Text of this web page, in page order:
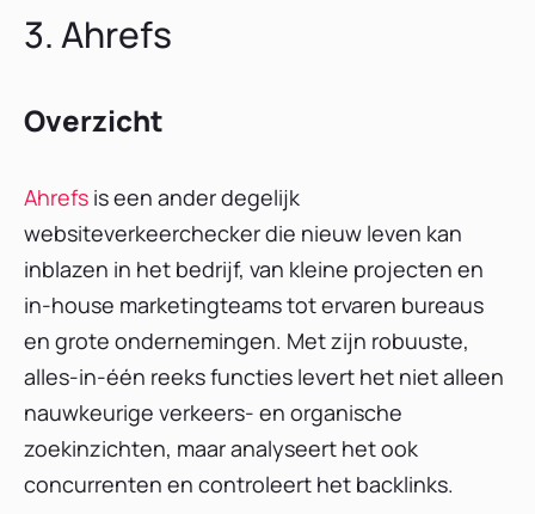
3. Ahrefs
Overzicht
Ahrefs is een ander degelijk
websiteverkeerchecker die nieuw leven kan
inblazen in het bedrijf, van kleine projecten en
in-house marketingteams tot ervaren bureaus
en grote ondernemingen. Met zijn robuuste,
alles-in-één reeks functies levert het niet alleen
nauwkeurige verkeers- en organische
zoekinzichten, maar analyseert het ook
concurrenten en controleert het backlinks.